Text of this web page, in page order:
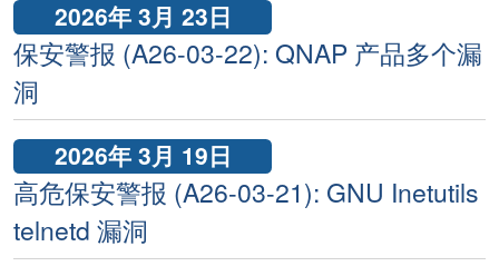
2026年 3月 23日
保安警报 (A26-03-22): QNAP 产品多个漏
洞
2026年 3月 19日
高危保安警报 (A26-03-21): GNU Inetutils
telnetd 漏洞